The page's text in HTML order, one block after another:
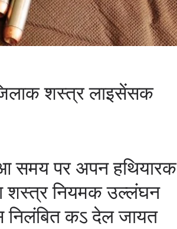
शस्त्र लाइसेंसक
आ समय पर अपन हथियारक
शस्त्र नियमक उल्लंघन
कऽ देल जायत